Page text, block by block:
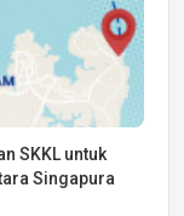
SKKL untuk
Singapura